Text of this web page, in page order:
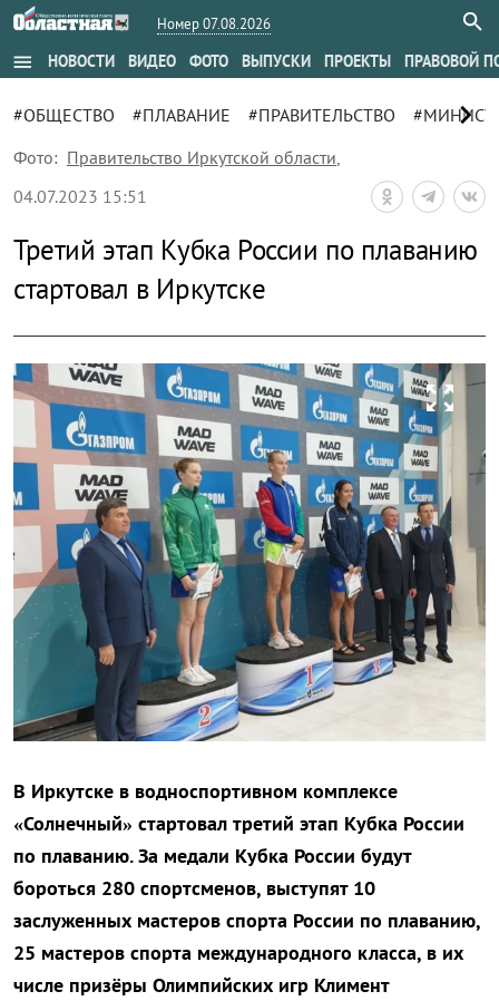
Номер 07.08.2026
menu НОВОСТИ ВИДЕО ФОТО ВЫПУСКИ ПРОЕКТЫ ПРАВОВОЙ
#ОБЩЕСТВО #ПЛАВАНИЕ #ПРАВИТЕЛЬСТВО chevron_right
Фото: Правительство Иркутской области,
04.07.2023 15:51
Третий этап Кубка России по плаванию
стартовал в Иркутске
zoom_out_map
В Иркутске в водноспортивном комплексе
«Солнечный» стартовал третий этап Кубка России
по плаванию. За медали Кубка России будут
бороться 280 спортсменов, выступят 10
заслуженных мастеров спорта России по плаванию,
25 мастеров спорта международного класса, в их
числе призёры Олимпийских игр Климент